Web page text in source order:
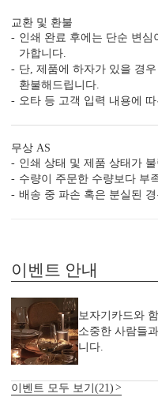
7가지, 퀄리티의 차
가공 없는 엽서형, 2단 청첩
청첩장은 화면만 보고 고르
주문 전에 아래 7가지는 꼭
1. 무료 샘플, 택
청첩장은 화면
2. 400g과 350g의
3. 1장씩 정밀 톰
고르게 맞습니다.
4. 무제한 전문가
청첩장은 처음이
줄일 수 있습니
교환 및 환불
인쇄 완료 후에는 단순 변심
가합니다.
단, 제품에 하자가 있을 경
환불해드립니다.
오타 등 고객 입력 내용에
무상 AS
인쇄 상태 및 제품 상태가
수량이 주문한 수량보다 부
배송 중 파손 혹은 분실된 경
이벤트 안내
보자기카드와
소중한 사람들
니다.
이벤트 모두 보기(21)